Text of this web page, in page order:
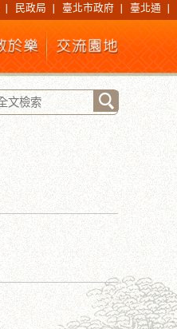
民政局 臺北市政府 臺北通